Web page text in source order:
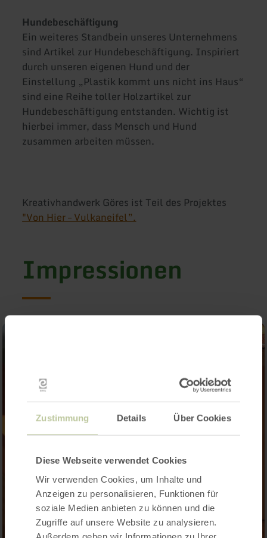
Zustimmung Details Über Cookies
Diese Webseite verwendet Cookies
Wir verwenden Cookies, um Inhalte und
Anzeigen zu personalisieren, Funktionen für
soziale Medien anbieten zu können und die
Zugriffe auf unsere Website zu analysieren.
Hundebeschäftigung
Ein weiteres Standbein unseres Unternehmens
sind Artikel zur Hundebeschäftigung. Inspiriert
durch unseren eigenen Hund und der
Einstellung „Plastik kommt uns nicht ins Haus“
sind eine Reihe toller Holzartikel zur
Hundebeschäftigung entstanden. Wichtig ist
hierbei immer, dass Mensch und Hund
zusammen arbeiten müssen.
Kreativhandwerk Göres ist Teil des Projektes
"Von Hier – Vulkaneifel”.
Impressionen